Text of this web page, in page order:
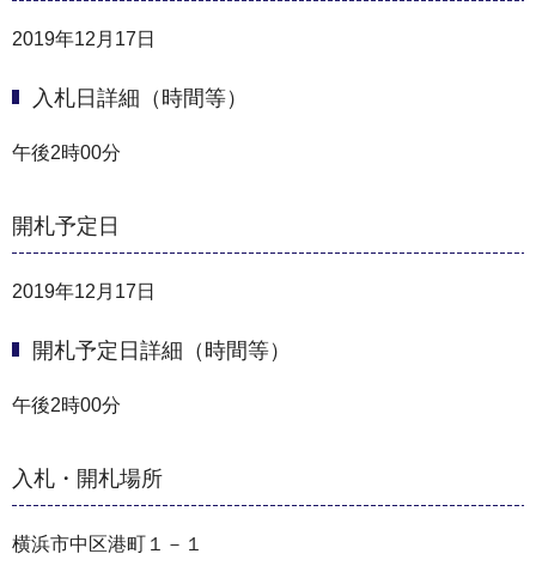
2019年12月17日
入札日詳細（時間等）
午後2時00分
開札予定日
2019年12月17日
開札予定日詳細（時間等）
午後2時00分
入札・開札場所
横浜市中区港町１－１